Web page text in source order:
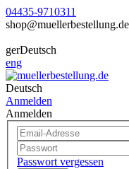
04435-9710311
shop@muellerbestellung.de
gerDeutsch
eng
Deutsch
Anmelden
Anmelden
Passwort vergessen